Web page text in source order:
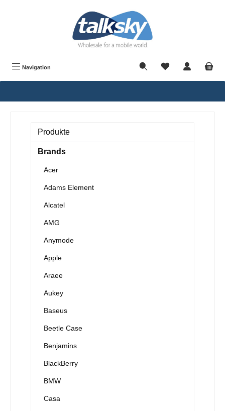
Navigation
Produkte
Brands
Acer
Adams Element
Alcatel
AMG
Anymode
Apple
Araee
Aukey
Baseus
Beetle Case
Benjamins
BlackBerry
BMW
Casa